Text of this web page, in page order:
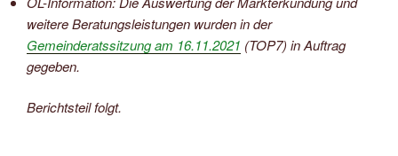
weitere Beratungsleistungen wurden in der
Gemeinderatssitzung am 16.11.2021 (TOP7) in Auftrag
gegeben.
Berichtsteil folgt.